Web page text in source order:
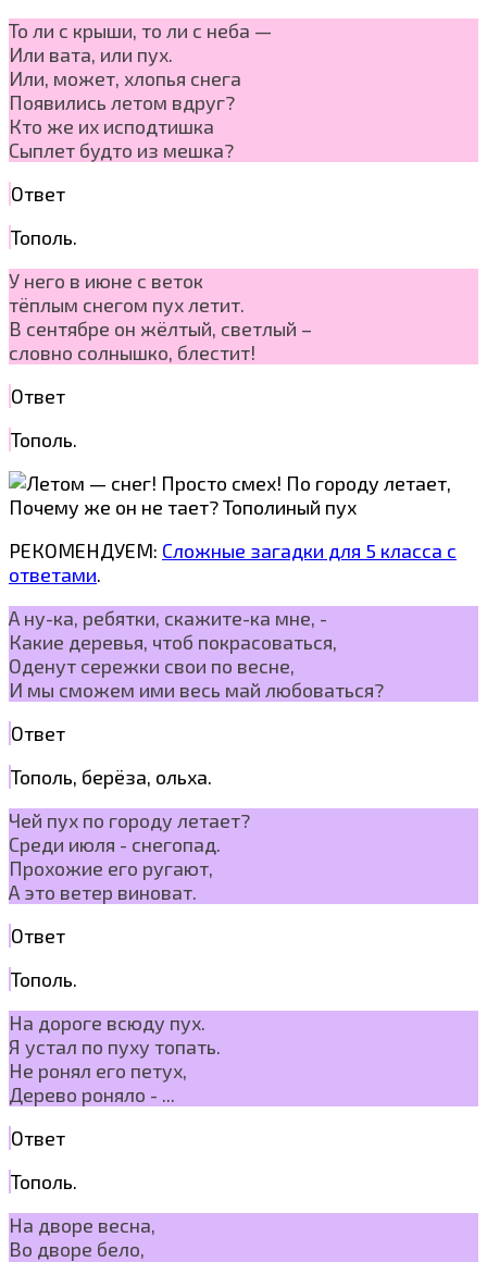
То ли с крыши, то ли с неба —
Или вата, или пух.
Или, может, хлопья снега
Появились летом вдруг?
Кто же их исподтишка
Сыплет будто из мешка?
Ответ
Тополь.
У него в июне с веток
тёплым снегом пух летит.
В сентябре он жёлтый, светлый –
словно солнышко, блестит!
Ответ
Тополь.
РЕКОМЕНДУЕМ: Сложные загадки для 5 класса с
ответами.
А ну-ка, ребятки, скажите-ка мне, -
Какие деревья, чтоб покрасоваться,
Оденут сережки свои по весне,
И мы сможем ими весь май любоваться?
Ответ
Тополь, берёза, ольха.
Чей пух по городу летает?
Среди июля - снегопад.
Прохожие его ругают,
А это ветер виноват.
Ответ
Тополь.
На дороге всюду пух.
Я устал по пуху топать.
Не ронял его петух,
Дерево роняло - ...
Ответ
Тополь.
На дворе весна,
Во дворе бело,